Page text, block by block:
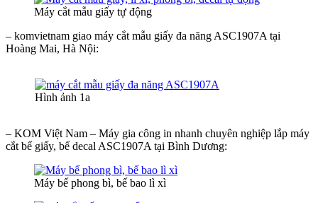
Máy cắt mẫu giấy tự động
– komvietnam giao máy cắt mẫu giấy đa năng ASC1907A tại
Hoàng Mai, Hà Nội:
Hình ảnh 1a
– KOM Việt Nam – Máy gia công in nhanh chuyên nghiệp lắp máy
cắt bế giấy, bế decal ASC1907A tại Bình Dương:
Máy bế phong bì, bế bao lì xì